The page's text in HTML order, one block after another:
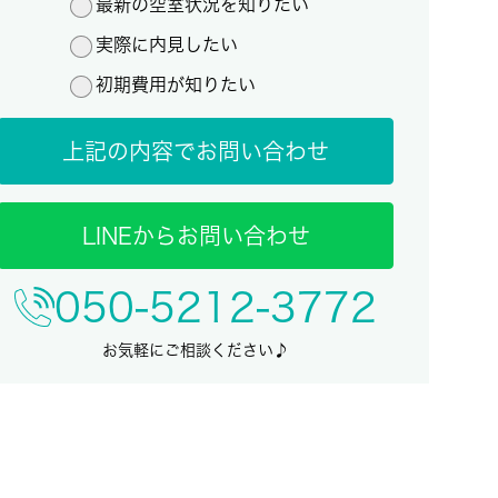
最新の空室状況を知りたい
実際に内見したい
初期費用が知りたい
上記の内容でお問い合わせ
LINEからお問い合わせ
050-5212-3772
お気軽にご相談ください♪